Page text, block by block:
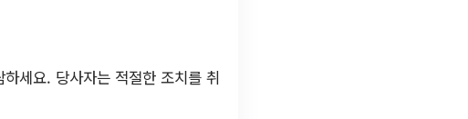
세요. 당사자는 적절한 조치를 취